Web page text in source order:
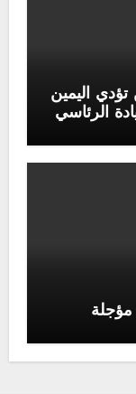
اليمين
الرئاسي
مؤجلة